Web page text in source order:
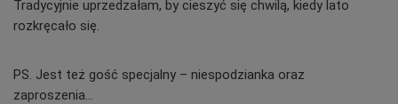
Tradycyjnie uprzedzałam, by cieszyć się chwilą, kiedy lato
rozkręcało się.
PS. Jest też gość specjalny – niespodzianka oraz
zaproszenia...